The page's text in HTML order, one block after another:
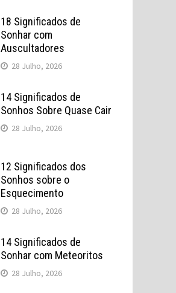
18 Significados de
Sonhar com
Auscultadores
28 Julho, 2026
14 Significados de
Sonhos Sobre Quase Cair
28 Julho, 2026
12 Significados dos
Sonhos sobre o
Esquecimento
28 Julho, 2026
14 Significados de
Sonhar com Meteoritos
28 Julho, 2026